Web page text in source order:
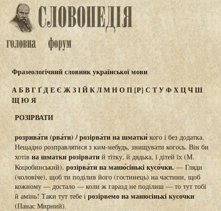
Фразеологічний словник української мови
АБВГҐДЕЄ ЖЗІЙКЛМНОП[Р] С ТУФХЦЧШ
ЩЮ Я
РОЗІРВАТИ
розрива́ти (рва́ти) / розірва́ти на шматки́кого і без додатка.
Нещадно розправлятися з ким-небудь, знищувати когось. Він би
хотівна шматки розірвати й тітку, й дядька, і дітей їх (М.
Коцюбинський).розірва́ти на маню́сінькі кусо́чки.— Гляди
(чоловіче), щоб ти поділив його (гостинець) на частини, щоб
кожному — достало — коли ж гаразд не поділиш — то тут тобі
й амінь! Таки тут тебе ірозірвемо на манюсінькі кусочки
(Панас Мирний).